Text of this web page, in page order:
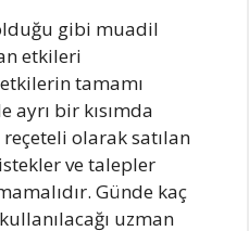
gibi muadil
etkileri
tamamı
ayrı bir kısımda
olarak satılan
ve talepler
Günde kaç
uzman